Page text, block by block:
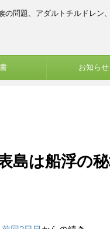
問題、アダルトチルドレ
お知らせ
島は船浮の